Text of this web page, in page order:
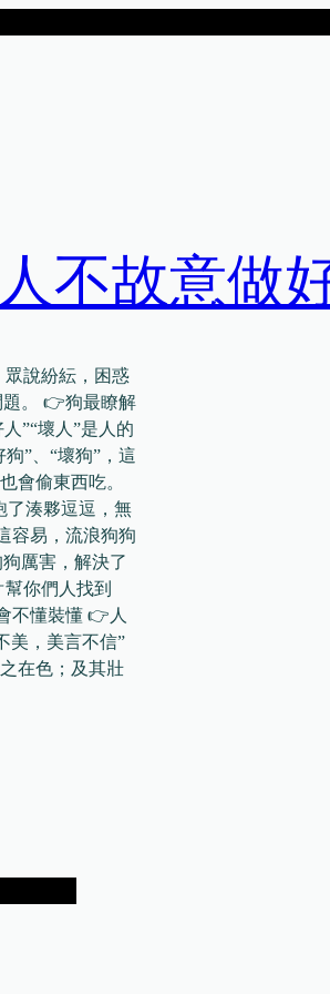
不故意做
眾說紛紜，困惑
題。 👉狗最瞭解
”“壞人”是人的
、“壞狗”，這
會偷東西吃。
了湊夥逗逗，無
容易，流浪狗狗
厲害，解決了
你們人找到
不懂裝懂 👉人
美，美言不信”
在色；及其壯